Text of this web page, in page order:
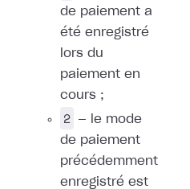
de paiement a
été enregistré
lors du
paiement en
cours ;
2
— le mode
de paiement
précédemment
enregistré est